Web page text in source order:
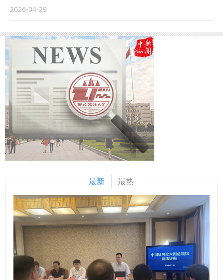
进行了分析并提出了修改建议。与会人员对我校项目申报的核
心思路、建设目标、具体内容等进行了充分研讨。 纪委机
关、党委巡察工作办公室、教务处、研究生院、人事处、科研
处、国际交流与合作处、后勤保障处、财资处、审计处、资产
运营处、哲学与社会发展学院、法治学院 法律硕士教育学
院、刑事法学院、经济法学院（知识产权学院）、国家安全学
院（反恐怖主义法学院）、政治与公共管理学院、公安学院
（公共安全法学院）、外国语学院、新闻传播学院（艺术学
院）、商学院（管理学院）、体育部、司法鉴定中心、信息网
络中心等单位负责人参加了会议。 （供稿：发展规划与学科
陕西省专业技术三级岗位聘用条件之两项的学科带头人，年龄
50周岁及以下（1976年1月1日以后出生）；具有正高级职称
并具备陕西省专业技术二级岗位聘用条件之两项的学科领军人
才，年龄55周岁及以下（1971年1月1日以后出生）。 4.具有
招聘岗位所需的学历、专业或技能条件。留学归国人员须取得
教育部留学服务中心学历学位认证证书。 5.适应招聘岗位要求
的身体条件。 6.具备招聘岗位所需要的其他条件。 各类别人
才引进、招聘具体条件可咨询人事处，联系人：王老师，电话
029-88182596。 （二）不符合报名应聘的主要情形 1.曾因
犯罪受过刑事处罚或曾受过开除处分的；在立案审查期间或未
解除党纪、政纪处分的。 2.曾在公务员招录、事业单位公开招
聘中被认定有舞弊等严重违反纪律行为的。 3.现役军人和在读
的非2026年应届毕业生。 4.事业单位人事管理需要回避的。
5.事业单位工作人员、公务员（含参照公务员法管理单位工作
人员）有服务年限规定且服务年限未满的；特岗教师、“三支
一扶”人员在服务期内的，服务期计算时间截止2026年12月31
日。 6.失信被执行人。 7.法律、法规规定不符合本次招聘要
求的。 二、招聘计划 序号 单位 学科（专业方向） 学历 学位
人数 联系人 联系方式 1 哲学与社会 发展学院 0101哲学
（010104逻辑学） 博士研究生 /博士 1 马老师 029-
指出，在“十五五”规划开局之年，学校优化科研任务分配机
制，依据学院规模、科研机构数量精准核定任务，为完成年度
科研经费目标、推动科研工作高质量发展奠定了基础。他强
调，要压实主体责任，严格科研机构考核与退出机制，以科研
夯实学科建设根基；统筹科研攻关与社会服务，推动国家级项
目与横向项目协同突破；激发科研创新活力，优化激励政策、
培育青年人才，助力学校“双一流”建设。 单文华表示，学校始
终坚持学科立校、人才引领、以人为本、科研铸魂，统筹推进
科研工作提质增效。他强调，要强化有组织科研，完善科研评
价体系，提升科研成果质量，以更高标准、更实作风推动学校
科研事业稳步发展。 范九利、单文华为2025年度科研考核优
秀单位、周期考核优秀科研机构颁发奖牌 科研处介绍了学校
2026年度科研任务指标分配方案和科研项目经费配套与奖励
政策。受表彰代表围绕学科建设、科研创新、团队培育、成果
转化等方面交流经验做法。 各教学科研单位、科研机构主要
负责人及科研处负责人参加会议。 （供稿：科研处 撰稿：吕
叔阳 审核：倪楠）
2026-04-29
最新 最热